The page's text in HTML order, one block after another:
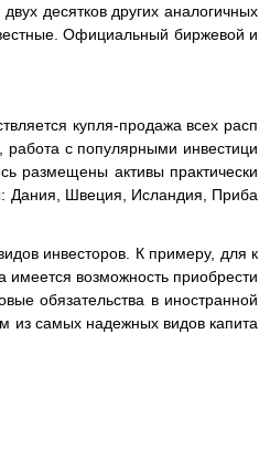
десятков других аналогичных
Официальный биржевой и
купля-продажа всех расп
работа с популярными инвестици
размещены активы практически
Дания, Швеция, Исландия, Приба
инвесторов. К примеру, для к
имеется возможность приобрести
обязательства в иностранной
из самых надежных видов капита